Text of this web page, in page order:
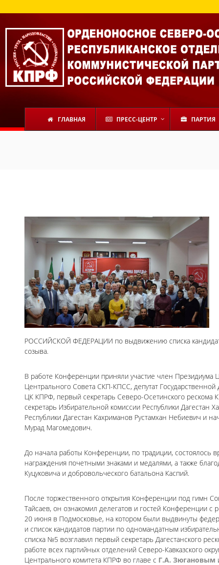
ГЛАВНАЯ ПРЕСС-ЦЕНТР ПАРТИЯ
РОССИЙСКОЙ ФЕДЕРАЦИИ по выдвижению списка
созыва.
В работе Конференции приняли участие член
Центрального Совета СКП-КПСС, депутат
ЦК КПРФ, первый секретарь Северо-Осетинского
секретарь Избирательной комиссии Республики
Республики Дагестан Кахриманов Рустамхан Небиевич и
Мурад Магомедович.
До начала работы Конференции, по традиции, состоялось
награждения почетными знаками и медалями, а также
Куцуковича и добровольческого батальона Каспий.
После торжественного открытия Конференции под гимн
Тайсаев, он ознакомил делегатов и гостей Конференции
20 июня в Подмосковье, на котором были выдвинуты
и список кандидатов партии по одномандатным
списка №5 возглавил первый секретарь Дагестанского
работе всех партийных отделений Северо-Кавказского
Центрального комитета КПРФ во главе с Г.А. Зюгановым